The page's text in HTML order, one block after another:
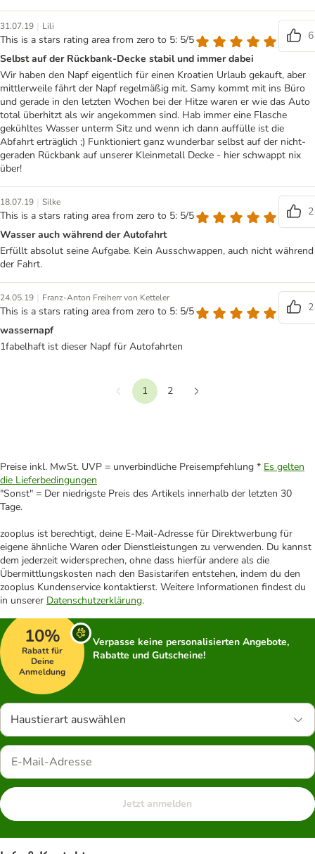
31.07.19 | Lili
This is a stars rating area from zero to 5: 5/5
6
Selbst auf der Rückbank-Decke stabil und immer dabei
Wir haben den Napf eigentlich für einen Kroatien Urlaub gekauft, aber
mittlerweile fährt der Napf regelmäßig mit. Samy kommt mit ins Büro
und gerade in den letzten Wochen bei der Hitze waren er wie das Auto
total überhitzt als wir angekommen sind. Hab immer eine Flasche
gekühltes Wasser unterm Sitz und wenn ich dann auffülle ist die
Abfahrt erträglich ;) Funktioniert ganz wunderbar selbst auf der nicht-
geraden Rückbank auf unserer Kleinmetall Decke - hier schwappt nix
über!
18.07.19 | Silke
This is a stars rating area from zero to 5: 5/5
2
Wasser auch während der Autofahrt
Erfüllt absolut seine Aufgabe. Kein Ausschwappen, auch nicht während
der Fahrt.
24.05.19 | Franz-Anton Freiherr von Ketteler
This is a stars rating area from zero to 5: 5/5
2
wassernapf
1fabelhaft ist dieser Napf für Autofahrten
Vorherige
1
2
Preise inkl. MwSt. UVP = unverbindliche Preisempfehlung * Es gelten
die Lieferbedingungen
"Sonst" = Der niedrigste Preis des Artikels innerhalb der letzten 30
Tage.
zooplus ist berechtigt, deine E-Mail-Adresse für Direktwerbung für
eigene ähnliche Waren oder Dienstleistungen zu verwenden. Du kannst
dem jederzeit widersprechen, ohne dass hierfür andere als die
Übermittlungskosten nach den Basistarifen entstehen, indem du den
zooplus Kundenservice kontaktierst. Weitere Informationen findest du
in unserer Datenschutzerklärung.
10%
Rabatt für
Deine
Anmeldung
Verpasse keine personalisierten Angebote,
Rabatte und Gutscheine!
Haustierart auswählen
Jetzt anmelden